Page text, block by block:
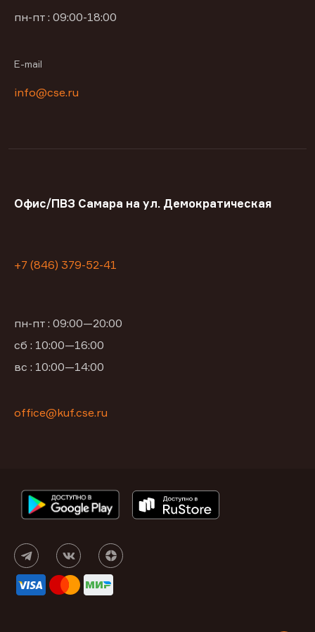
пн-пт : 09:00-18:00
E-mail
info@cse.ru
Офис/ПВЗ Самара на ул. Демократическая
+7 (846) 379-52-41
пн-пт : 09:00—20:00
сб : 10:00—16:00
вс : 10:00—14:00
office@kuf.cse.ru